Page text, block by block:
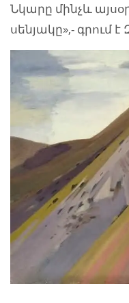
Նկարը մինչև
սենյակը»,- գրում է